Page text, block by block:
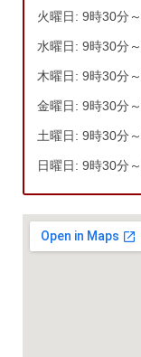
火曜日: 9時30分
水曜日: 9時30分
木曜日: 9時30分
金曜日: 9時30分
土曜日: 9時30分
日曜日: 9時30分